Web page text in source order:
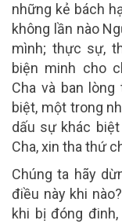
những kẻ bách
không lần nào
mình; thực sự,
biện minh cho
Cha và ban
biệt, một trong
dấu sự khác
Cha, xin tha thứ
Chúng ta hãy
điều này khi
khi bị đóng